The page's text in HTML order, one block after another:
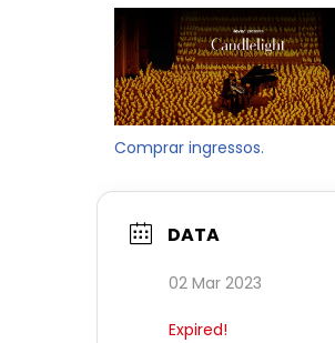
Comprar ingressos.
DATA
02 Mar 2023
Expired!